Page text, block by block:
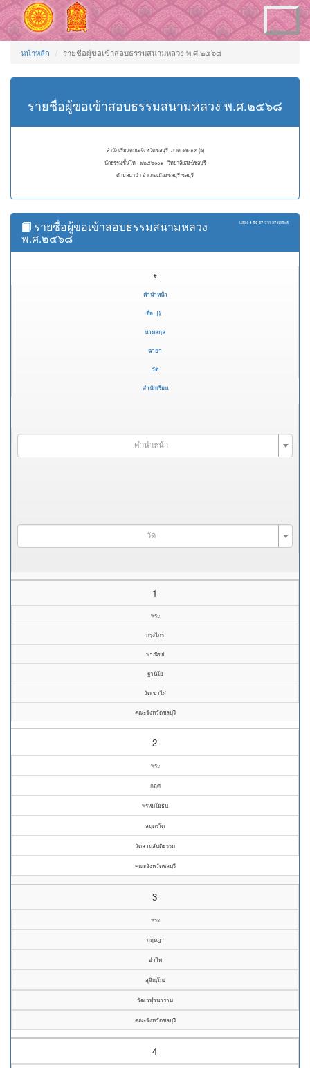
Toggle
navigation
หน้าหลัก รายชื่อผู้ขอเข้าสอบธรรมสนามหลวง พ.ศ.๒๕๖๘
รายชื่อผู้ขอเข้าสอบธรรมสนามหลวง พ.ศ.๒๕๖๘
สำนักเรียนคณะจังหวัดชลบุรี ภาค ๑๒-๑๓ (ธ)
นักธรรมชั้นโท - ๖๒๕๒๐๐๑ - วิทยาลัยสงฆ์ชลบุรี
ตำบลนาป่า อำเภอเมืองชลบุรี ชลบุรี
แสดง 1 ถึง 37 จาก 37 ผลลัพธ์
รายชื่อผู้ขอเข้าสอบธรรมสนามหลวง
พ.ศ.๒๕๖๘
#
คำนำหน้า
ชื่อ
นามสกุล
ฉายา
วัด
สำนักเรียน
คำนำหน้า
วัด
1
พระ
กรุงไกร
พาณิชย์
ฐานิโย
วัดเขาไผ่
คณะจังหวัดชลบุรี
2
พระ
กฤศ
พรหมโยธิน
สนฺตรโต
วัดสวนสันติธรรม
คณะจังหวัดชลบุรี
3
พระ
กฤษฎา
อำไพ
สุจิณฺโณ
วัดเวฬุวนาราม
คณะจังหวัดชลบุรี
4